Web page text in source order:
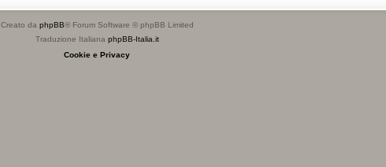
Creato da phpBB® Forum Software © phpBB Limited
Traduzione Italiana phpBB-Italia.it
Cookie e Privacy